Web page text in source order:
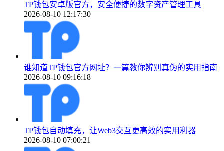
TP钱包安卓版官方，安全便捷的数字资产管理工具
2026-08-10 12:17:30
谁知道TP钱包官方网址？一篇教你辨别真伪的实用指南
2026-08-10 09:16:18
TP钱包自动填充，让Web3交互更高效的实用利器
2026-08-10 07:00:21